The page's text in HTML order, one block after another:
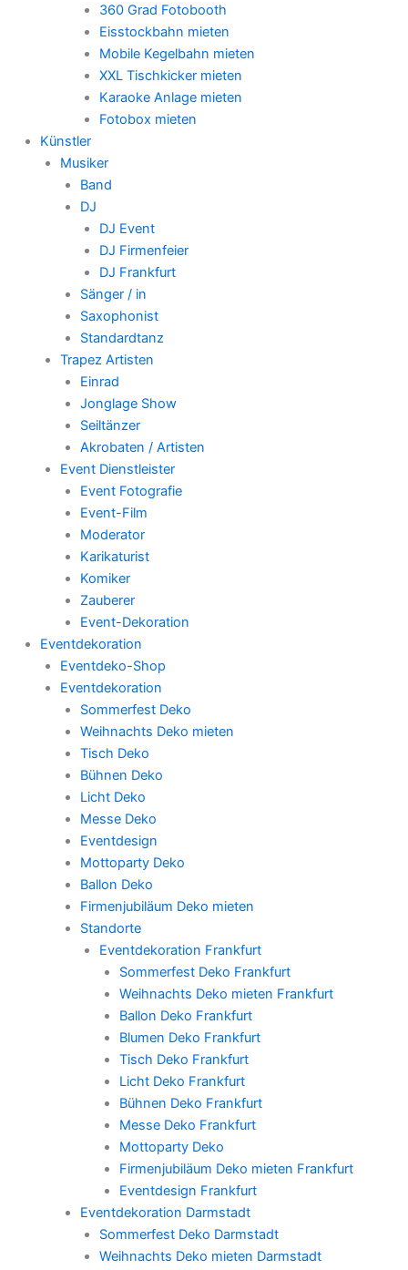
360 Grad Fotobooth
Eisstockbahn mieten
Mobile Kegelbahn mieten
XXL Tischkicker mieten
Karaoke Anlage mieten
Fotobox mieten
Künstler
Musiker
Band
DJ
DJ Event
DJ Firmenfeier
DJ Frankfurt
Sänger / in
Saxophonist
Standardtanz
Trapez Artisten
Einrad
Jonglage Show
Seiltänzer
Akrobaten / Artisten
Event Dienstleister
Event Fotografie
Event-Film
Moderator
Karikaturist
Komiker
Zauberer
Event-Dekoration
Eventdekoration
Eventdeko-Shop
Eventdekoration
Sommerfest Deko
Weihnachts Deko mieten
Tisch Deko
Bühnen Deko
Licht Deko
Messe Deko
Eventdesign
Mottoparty Deko
Ballon Deko
Firmenjubiläum Deko mieten
Standorte
Eventdekoration Frankfurt
Sommerfest Deko Frankfurt
Weihnachts Deko mieten Frankfurt
Ballon Deko Frankfurt
Blumen Deko Frankfurt
Tisch Deko Frankfurt
Licht Deko Frankfurt
Bühnen Deko Frankfurt
Messe Deko Frankfurt
Mottoparty Deko
Firmenjubiläum Deko mieten Frankfurt
Eventdesign Frankfurt
Eventdekoration Darmstadt
Sommerfest Deko Darmstadt
Weihnachts Deko mieten Darmstadt